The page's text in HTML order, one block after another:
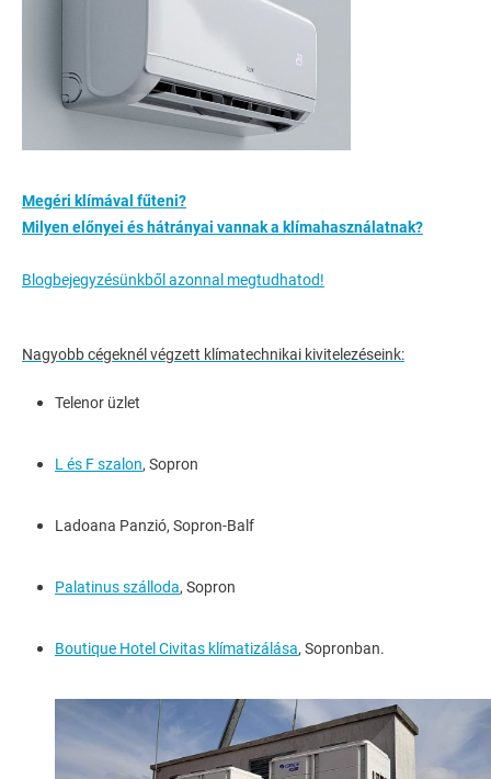
Megéri klímával fűteni?
Milyen előnyei és hátrányai vannak a klímahasználatnak?
Blogbejegyzésünkből azonnal megtudhatod!
Nagyobb cégeknél végzett klímatechnikai kivitelezéseink:
Telenor üzlet
L és F szalon, Sopron
Ladoana Panzió, Sopron-Balf
Palatinus szálloda, Sopron
Boutique Hotel Civitas klímatizálása, Sopronban.